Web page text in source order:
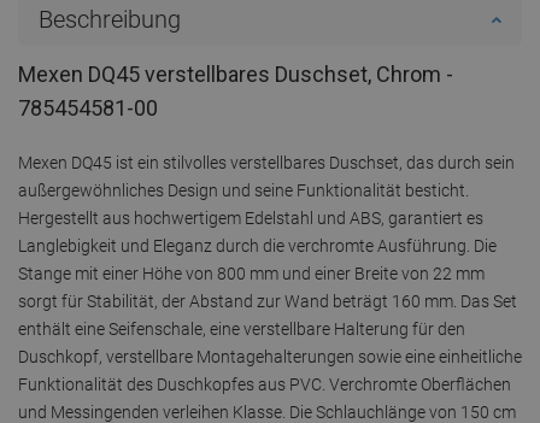
Beschreibung
Mexen DQ45 verstellbares Duschset, Chrom -
785454581-00
Mexen DQ45 ist ein stilvolles verstellbares Duschset, das durch sein
außergewöhnliches Design und seine Funktionalität besticht.
Hergestellt aus hochwertigem Edelstahl und ABS, garantiert es
Langlebigkeit und Eleganz durch die verchromte Ausführung. Die
Stange mit einer Höhe von 800 mm und einer Breite von 22 mm
sorgt für Stabilität, der Abstand zur Wand beträgt 160 mm. Das Set
enthält eine Seifenschale, eine verstellbare Halterung für den
Duschkopf, verstellbare Montagehalterungen sowie eine einheitliche
Funktionalität des Duschkopfes aus PVC. Verchromte Oberflächen
und Messingenden verleihen Klasse. Die Schlauchlänge von 150 cm